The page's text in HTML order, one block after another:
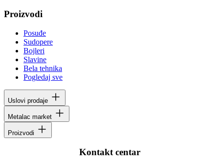
Proizvodi
Posuđe
Sudopere
Bojleri
Slavine
Bela tehnika
Pogledaj sve
Uslovi prodaje
Metalac market
Proizvodi
Kontakt centar